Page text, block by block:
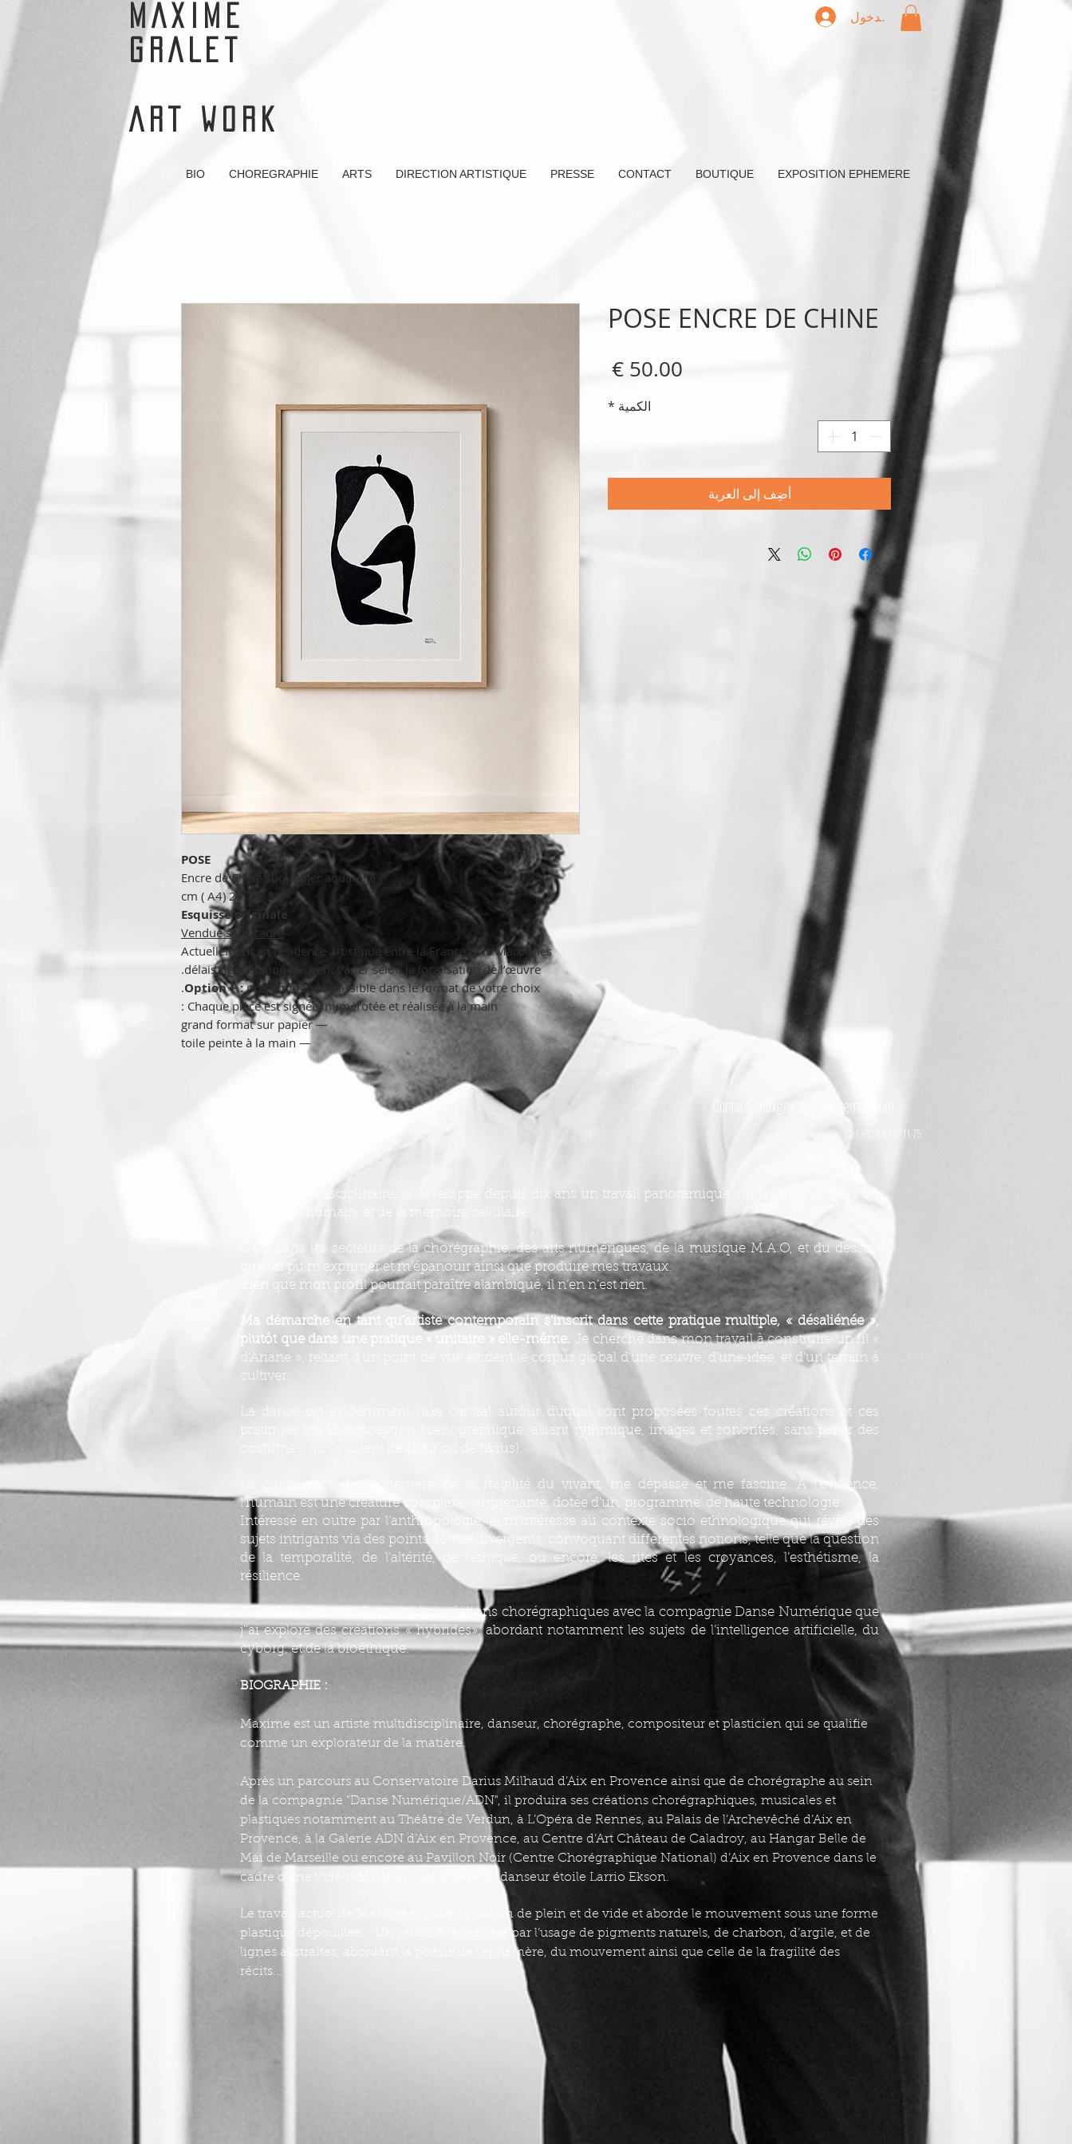
MAXIME
GRALET
ART WORK
تسجيل الدخول
BIO CHOREGRAPHIE ARTS DIRECTION ARTISTIQUE PRESSE CONTACT BOUTIQUE EXPOSITION EPHEMERE
POSE
Encre de Chine sur papier aquarelle
21 × 29,7 cm ( A4)
Esquisse originale
Vendue sans cadre
Actuellement en résidence artistique entre la France et le Maroc, les
délais d’expédition peuvent varier selon la localisation de l’œuvre.
Option + :précommande possible dans le format de votre choix.
Chaque pièce est signée, numérotée et réalisée à la main :
— grand format sur papier
— toile peinte à la main
POSE ENCRE DE CHINE
السعر
الكمية *
أضِف إلى العربة
maxgral.design@gmail.com
Tel: +33 6 87 37 11 75
Artiste multidisciplinaire, je développe depuis dix ans un travail panoramique sur les thématiques du
corps, de l’humain, et de la mémoire cellulaire.
C’est dans les secteurs de la chorégraphie, des arts numériques, de la musique M.A.O, et du dessin,
que j’ai pu m’exprimer et m’épanouir ainsi que produire mes travaux.
Bien que mon profil pourrait paraître alambiqué, il n’en n’est rien.
Ma démarche en tant qu’artiste contemporain s’inscrit dans cette pratique multiple, « désaliénée »,
plutôt que dans une pratique « unitaire » elle-même. Je cherche dans mon travail à construire un fil «
d’Ariane », reliant d’un point de vue évident le corpus global d’une œuvre, d’une idée, et d’un terrain à
cultiver.
La danse est évidemment l'axe central autour duquel sont proposées toutes ces créations et ces
pratiques (de la conception scénographique, alliant rythmique, images et sonorités, sans parler des
costumes, qu’ils soient de chair ou de tissus).
La conscience de l’éphémère, de la fragilité du vivant, me dépasse et me fascine. À l’évidence,
l’humain est une créature complexe, surprenante, dotée d'un 'programme' de haute technologie.
Intéressé en outre par l’anthropologie, je m’intéresse au contexte socio ethnologique qui révèle des
sujets intrigants via des points de vue divergents, convoquant différentes notions, telle que la question
de la temporalité, de l’altérité, de l’éthique, ou encore, les rites et les croyances, l’esthétisme, la
résilience.
C’est dans le cadre de multiples créations chorégraphiques avec la compagnie Danse Numérique que
j’’ai exploré des créations « hybrides», abordant notamment les sujets de l’intelligence artificielle, du
cyborg, et de la bioéthique.
BIOGRAPHIE :
Maxime est un artiste multidisciplinaire, danseur, chorégraphe, compositeur et plasticien qui se qualifie
comme un explorateur de la matière.
Après un parcours au Conservatoire Darius Milhaud d’Aix en Provence ainsi que de chorégraphe au sein
de la compagnie "Danse Numérique/ADN", il produira ses créations chorégraphiques, musicales et
plastiques notamment au Théâtre de Verdun, à L’Opéra de Rennes, au Palais de l’Archevêché d’Aix en
Provence, à la Galerie ADN d’Aix en Provence, au Centre d’Art Château de Caladroy, au Hangar Belle de
Mai de Marseille ou encore au Pavillon Noir (Centre Chorégraphique National) d’Aix en Provence dans le
cadre d’une vidéo-danse en hommage au danseur étoile Larrio Ekson.
Le travail actuel de Maxime explore la notion de plein et de vide et aborde le mouvement sous une forme
plastique dépouillée. Un retour à la matière par l’usage de pigments naturels, de charbon, d’argile, et de
lignes abstraites, abordant la poésie de l'éphémère, du mouvement ainsi que celle de la fragilité des
récits...